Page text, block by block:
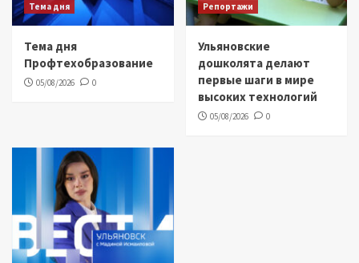
Тема дня
Тема дня
Профтехобразование
05/08/2026 0
Репортажи
Ульяновские
дошколята делают
первые шаги в мире
высоких технологий
05/08/2026 0